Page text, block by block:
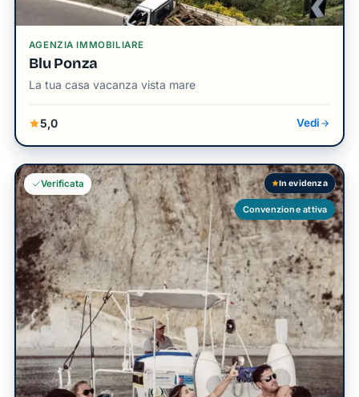
AGENZIA IMMOBILIARE
Blu Ponza
La tua casa vacanza vista mare
5,0 Vedi
Verificata
Convenzione attiva
In evidenza